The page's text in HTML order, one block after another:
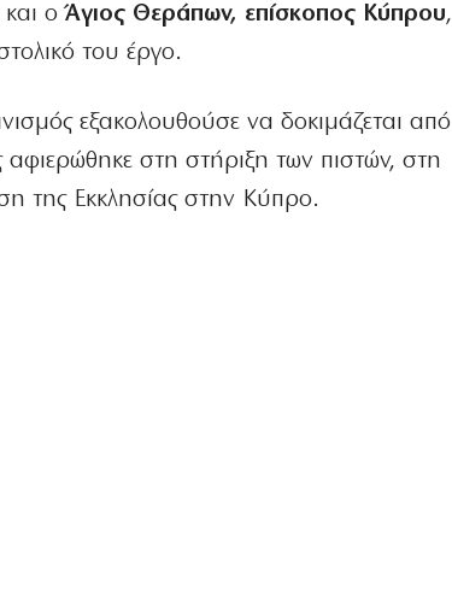
και οΆγιος Θεράπων, επίσκοπος Κύπρου,
του έργο.
εξακολουθούσε να δοκιμάζεται από
αφιερώθηκε στη στήριξη των πιστών, στη
της Εκκλησίας στην Κύπρο.